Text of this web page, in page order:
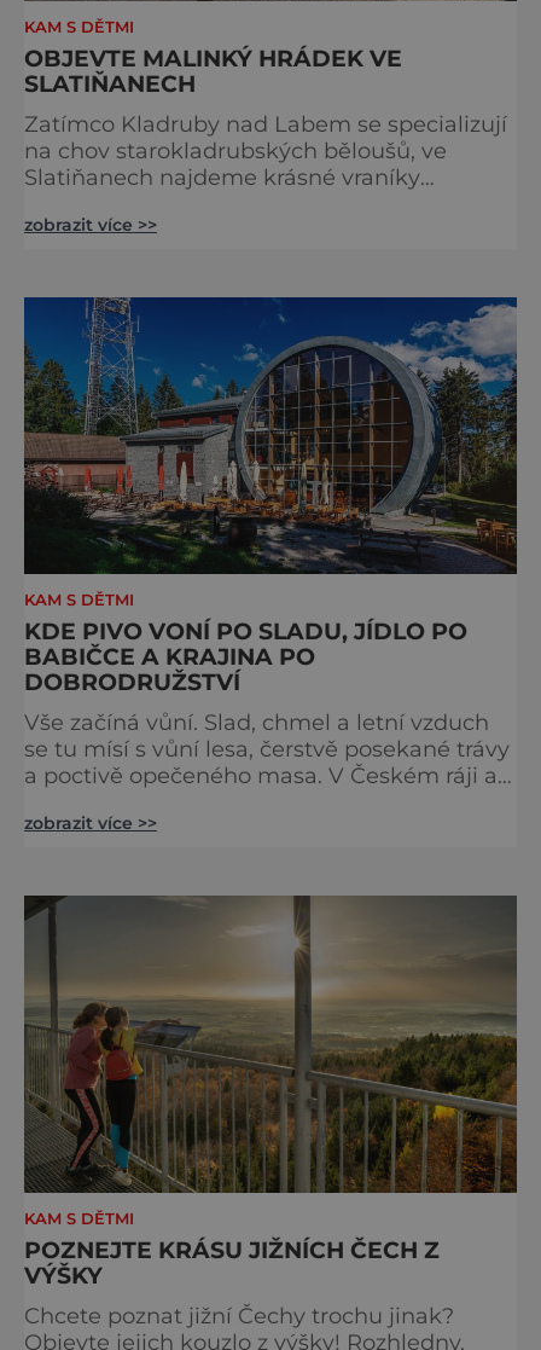
KAM S DĚTMI
OBJEVTE MALINKÝ HRÁDEK VE
SLATIŇANECH
Zatímco Kladruby nad Labem se specializují
na chov starokladrubských běloušů, ve
Slatiňanech najdeme krásné vraníky
budově zámku se dozvíte více o chovu
některé exponáty připomínají využití koní ve
vojenství, dopravě, honech či dostizích.
[caption id="attachment_74515
zobrazit více >>
KAM S DĚTMI
KDE PIVO VONÍ PO SLADU, JÍDLO PO
BABIČCE A KRAJINA PO
DOBRODRUŽSTVÍ
Vše začíná vůní. Slad, chmel a letní vzduch
se tu mísí s vůní lesa, čerstvě posekané trávy
a poctivě opečeného masa. V Českém ráji a
doušky – a ty tady tečou proudem. Není to
ví, že k dokonalému dni patří nejen výhled,
zobrazit více >>
KAM S DĚTMI
POZNEJTE KRÁSU JIŽNÍCH ČECH Z
VÝŠKY
Chcete poznat jižní Čechy trochu jinak?
Objevte jejich kouzlo z výšky! Rozhledny,